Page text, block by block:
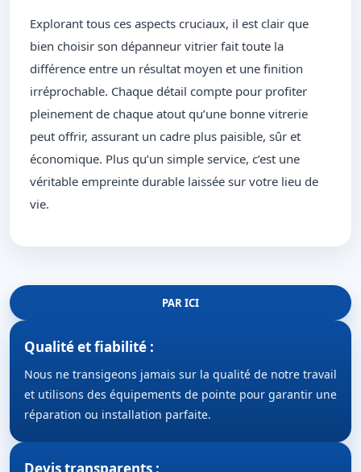
Explorant tous ces aspects cruciaux, il est clair que
bien choisir son dépanneur vitrier fait toute la
différence entre un résultat moyen et une finition
irréprochable. Chaque détail compte pour profiter
pleinement de chaque atout qu’une bonne vitrerie
peut offrir, assurant un cadre plus paisible, sûr et
économique. Plus qu’un simple service, c’est une
véritable empreinte durable laissée sur votre lieu de
vie.
PAR ICI
Qualité et fiabilité :
Nous ne transigeons jamais sur la qualité de notre travail
et utilisons des équipements de pointe pour garantir une
réparation ou installation parfaite.